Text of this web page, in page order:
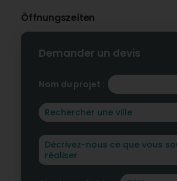
Öffnungszeiten
Demander un devis
Nom du projet :